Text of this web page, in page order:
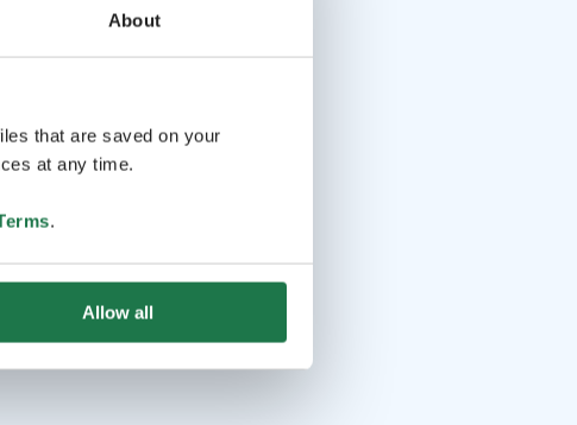
About
that are saved on your
at any time.
.
Allow all